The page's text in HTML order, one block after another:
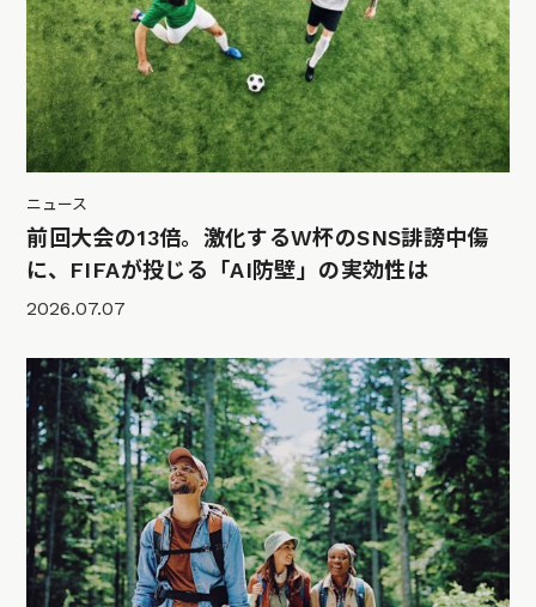
ニュース
前回大会の13倍。激化するW杯のSNS誹謗中傷
に、FIFAが投じる「AI防壁」の実効性は
2026.07.07